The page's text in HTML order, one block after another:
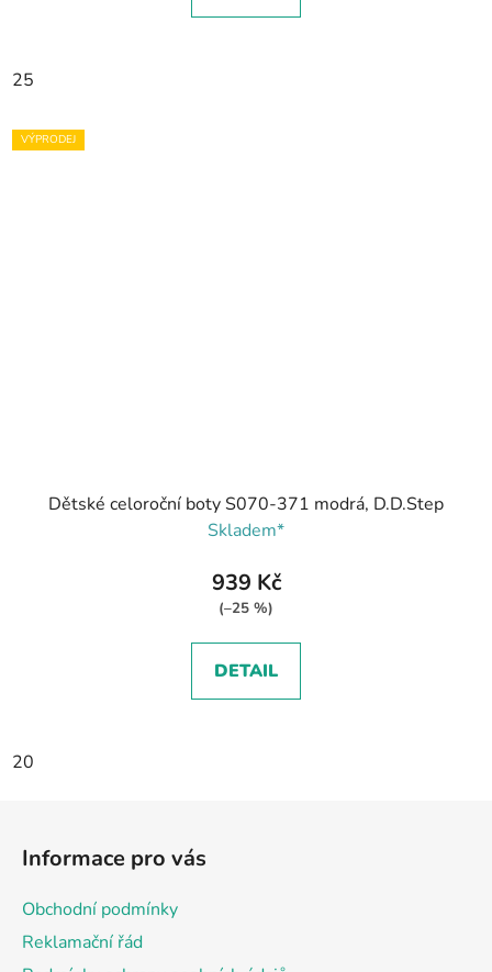
25
VÝPRODEJ
Dětské celoroční boty S070-371 modrá, D.D.Step
Skladem*
939 Kč
(–25 %)
DETAIL
20
Informace pro vás
Obchodní podmínky
Reklamační řád